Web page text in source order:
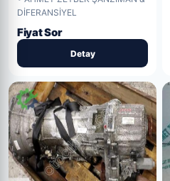
DİFERANSİYEL
Fiyat Sor
Detay